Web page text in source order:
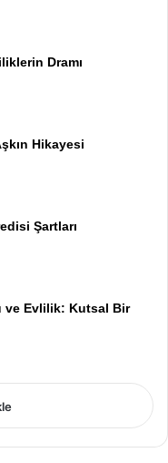
Dramı
Hikayesi
Şartları
ve Evlilik: Kutsal Bir